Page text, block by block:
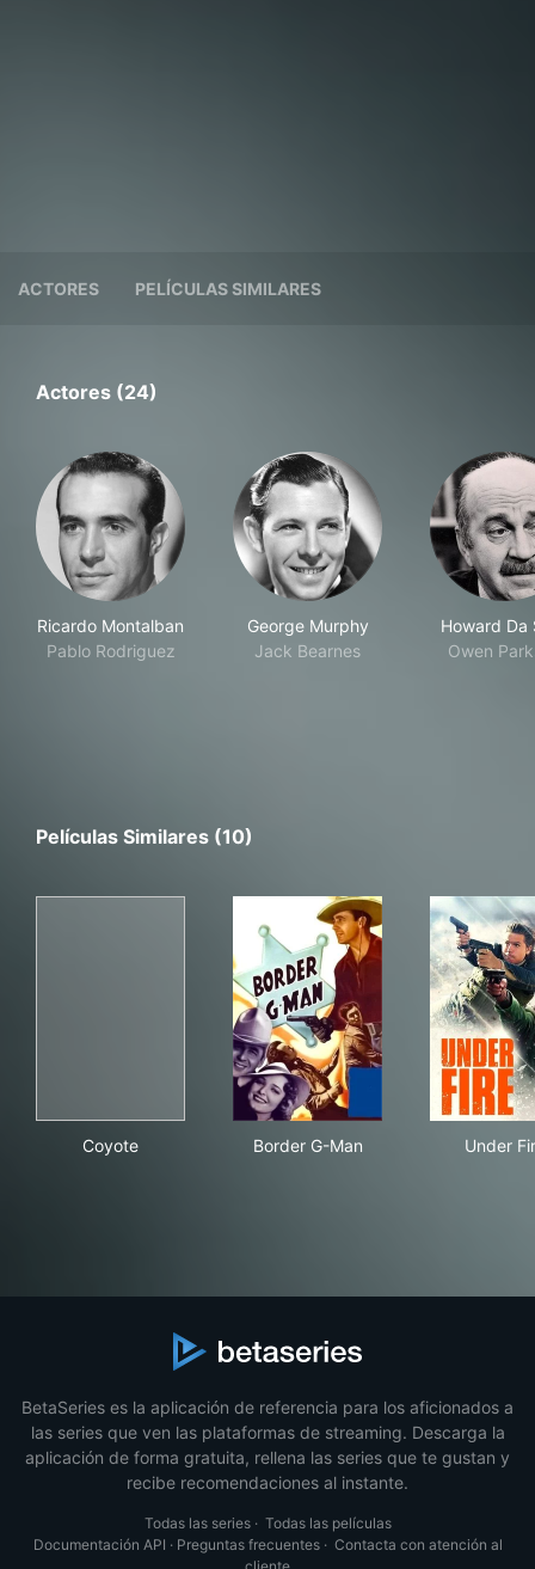
ACTORES PELÍCULAS SIMILARES
Actores (24)
Ricardo Montalban
Pablo Rodriguez
George Murphy
Jack Bearnes
Howard Da
Owen
Películas Similares (10)
Coyote Border G-Man Under
BetaSeries es la aplicación de referencia para los aficionados a
las series que ven las plataformas de streaming. Descarga la
aplicación de forma gratuita, rellena las series que te gustan y
recibe recomendaciones al instante.
Todas las series· Todas las películas
Documentación API · Preguntas frecuentes· Contacta con atención al